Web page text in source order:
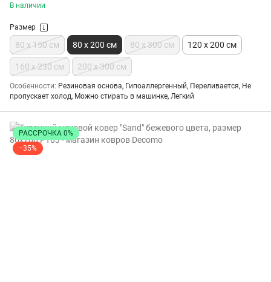
В наличии
Размер
80 x 150 см 80 x 200 см 80 x 300 см 120 x 200 см
160 х 230 см 200 х 300 см
Особенности Резиновая основа, Гипоаллергенный, Переливается, Не
пропускает холод, Можно стирать в машинке, Легкий
РАССРОЧКА 0%
−35%